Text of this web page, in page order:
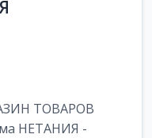
ТОВАРОВ
НЕТАНИЯ -